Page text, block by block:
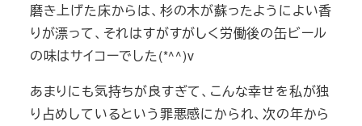
磨き上げた床からは、杉の木が蘇ったようによい香
りが漂って、それはすがすがしく労働後の缶ビール
の味はサイコーでした(*^^)v
あまりにも気持ちが良すぎて、こんな幸せを私が独
り占めしているという罪悪感にかられ、次の年から